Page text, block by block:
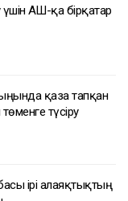
АҚШ-қа бірқатар
қаза тапқан
түсіру
ірі алаяқтықтың